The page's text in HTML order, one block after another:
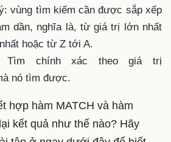
vùng tìm kiếm cần được sắp xếp
dần, nghĩa là, từ giá trị lớn nhất
hoặc từ Z tới A.
Tìm chính xác theo giá trị
nó tìm được.
hợp hàm MATCH và hàm
kết quả như thế nào? Hãy